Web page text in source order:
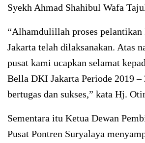
Syekh Ahmad Shahibul Wafa
“Alhamdulillah proses
Jakarta telah dilaksanakan. Atas
pusat kami ucapkan selamat
Bella DKI Jakarta Periode 2019 –
bertugas dan sukses,” kata Hj.
Sementara itu Ketua Dewan
Pusat Pontren Suryalaya